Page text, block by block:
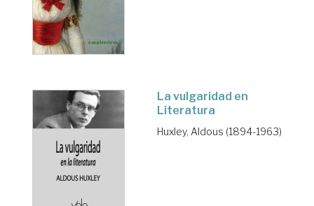
La vulgaridad en
Literatura
Huxley, Aldous (1894-1963)